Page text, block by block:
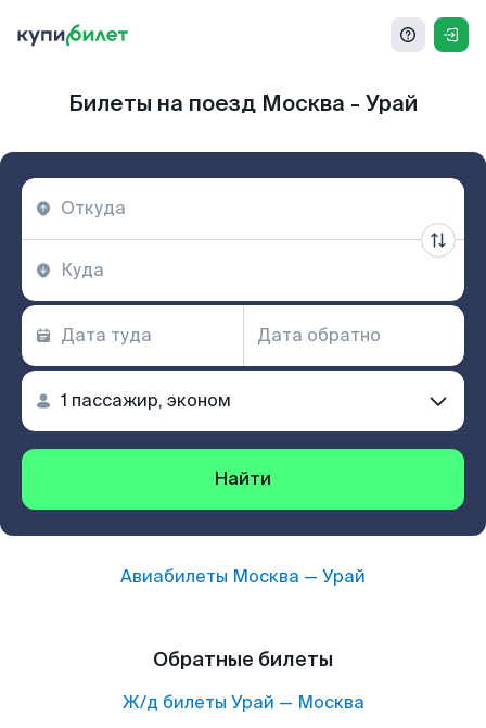
Билеты на поезд Москва - Урай
Найти
Авиабилеты Москва — Урай
Обратные билеты
Ж/д билеты Урай — Москва